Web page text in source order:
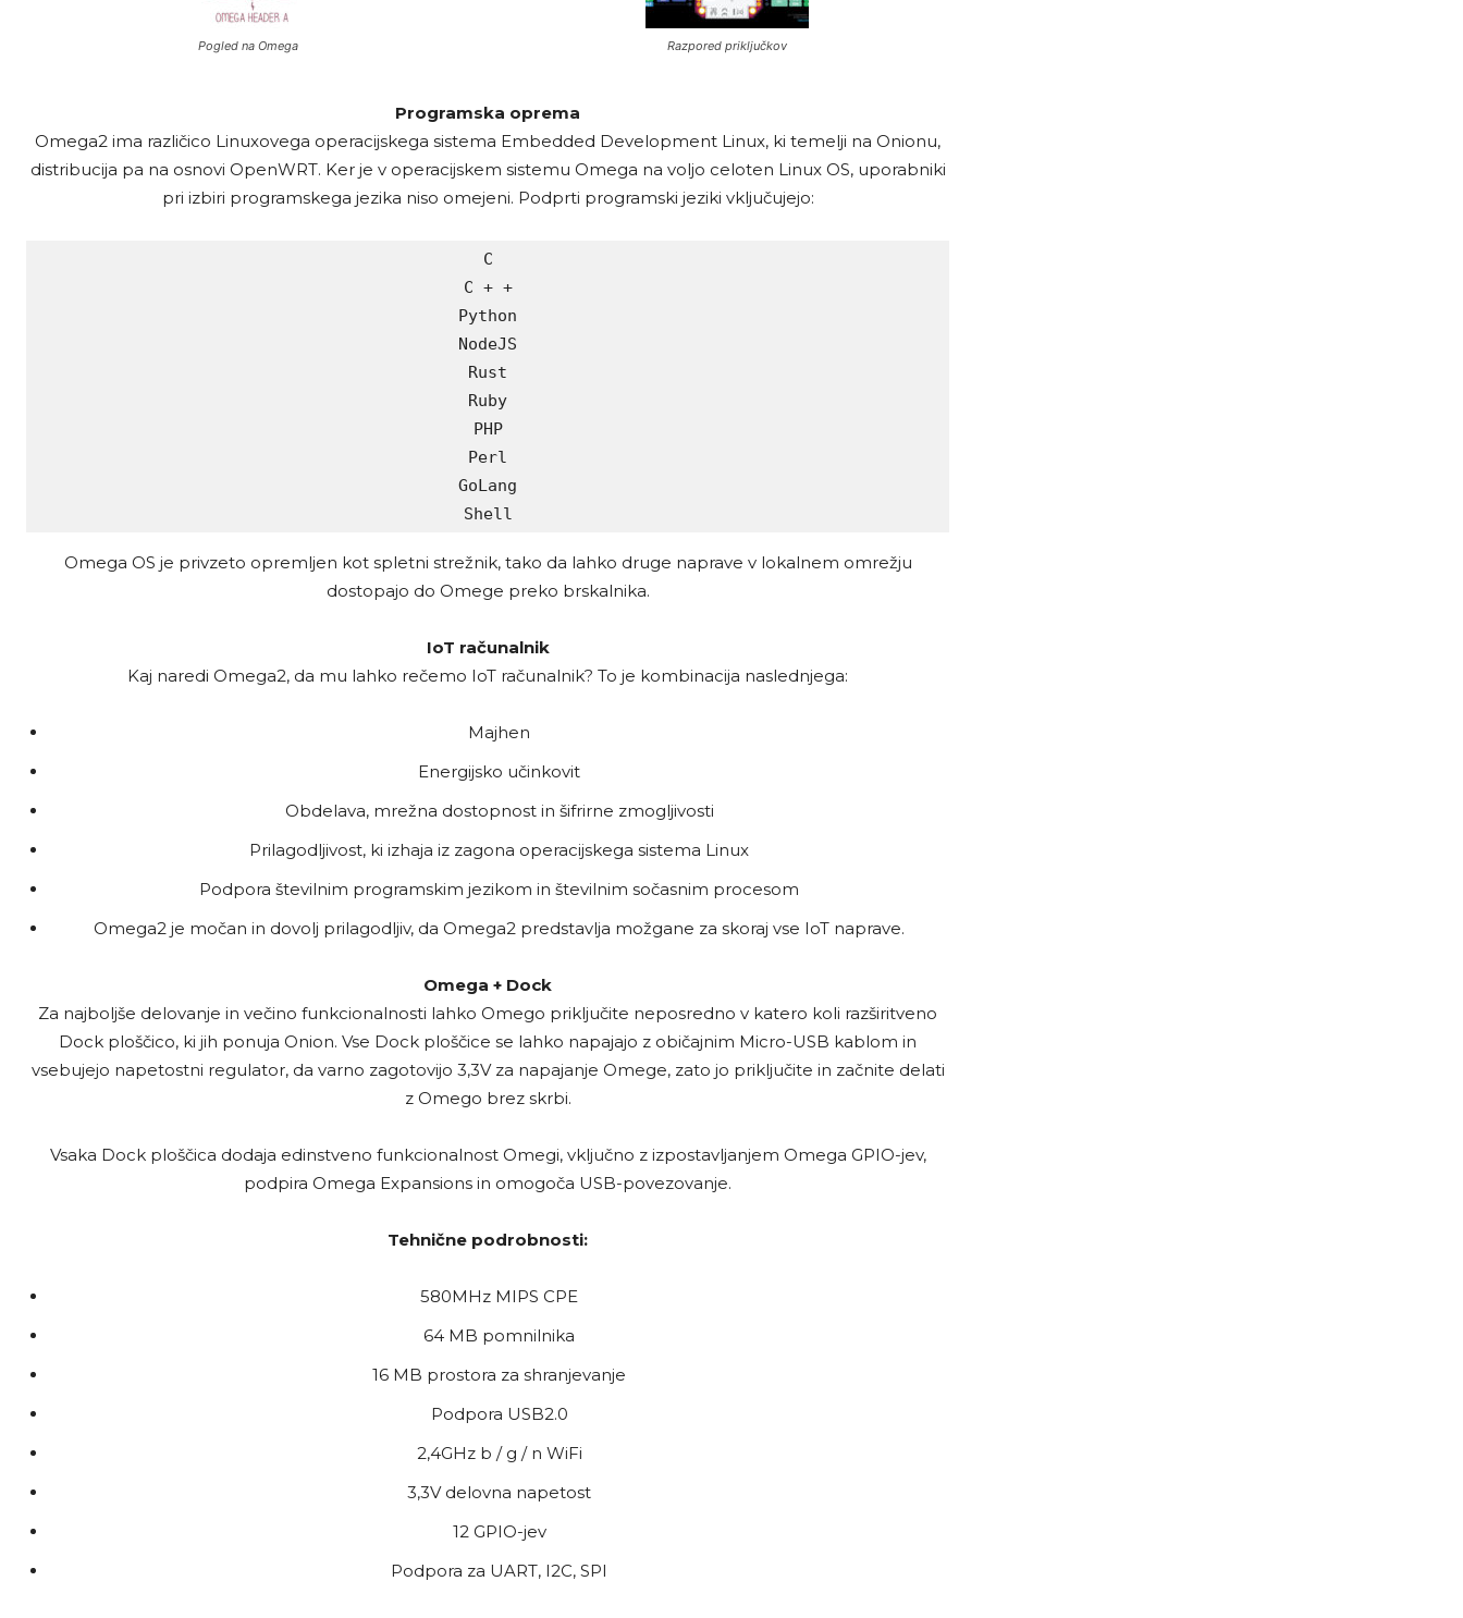
Pogled na Omega Razpored priključkov
Programska oprema
Omega2 ima različico Linuxovega operacijskega sistema Embedded Development Linux, ki temelji na Onionu,
distribucija pa na osnovi OpenWRT. Ker je v operacijskem sistemu Omega na voljo celoten Linux OS, uporabniki
pri izbiri programskega jezika niso omejeni. Podprti programski jeziki vključujejo:
C
C + +
Python
NodeJS
Rust
Ruby
PHP
Perl
GoLang
Shell
Omega OS je privzeto opremljen kot spletni strežnik, tako da lahko druge naprave v lokalnem omrežju
dostopajo do Omege preko brskalnika.
IoT računalnik
Kaj naredi Omega2, da mu lahko rečemo IoT računalnik? To je kombinacija naslednjega:
Majhen
Energijsko učinkovit
Obdelava, mrežna dostopnost in šifrirne zmogljivosti
Prilagodljivost, ki izhaja iz zagona operacijskega sistema Linux
Podpora številnim programskim jezikom in številnim sočasnim procesom
Omega2 je močan in dovolj prilagodljiv, da Omega2 predstavlja možgane za skoraj vse IoT naprave.
Omega + Dock
Za najboljše delovanje in večino funkcionalnosti lahko Omego priključite neposredno v katero koli razširitveno
Dock ploščico, ki jih ponuja Onion. Vse Dock ploščice se lahko napajajo z običajnim Micro-USB kablom in
vsebujejo napetostni regulator, da varno zagotovijo 3,3V za napajanje Omege, zato jo priključite in začnite delati
z Omego brez skrbi.
Vsaka Dock ploščica dodaja edinstveno funkcionalnost Omegi, vključno z izpostavljanjem Omega GPIO-jev,
podpira Omega Expansions in omogoča USB-povezovanje.
Tehnične podrobnosti:
580MHz MIPS CPE
64 MB pomnilnika
16 MB prostora za shranjevanje
Podpora USB2.0
2,4GHz b / g / n WiFi
3,3V delovna napetost
12 GPIO-jev
Podpora za UART, I2C, SPI